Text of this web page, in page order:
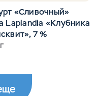
«Сливочный»
Laplandia «Клубника
7 %